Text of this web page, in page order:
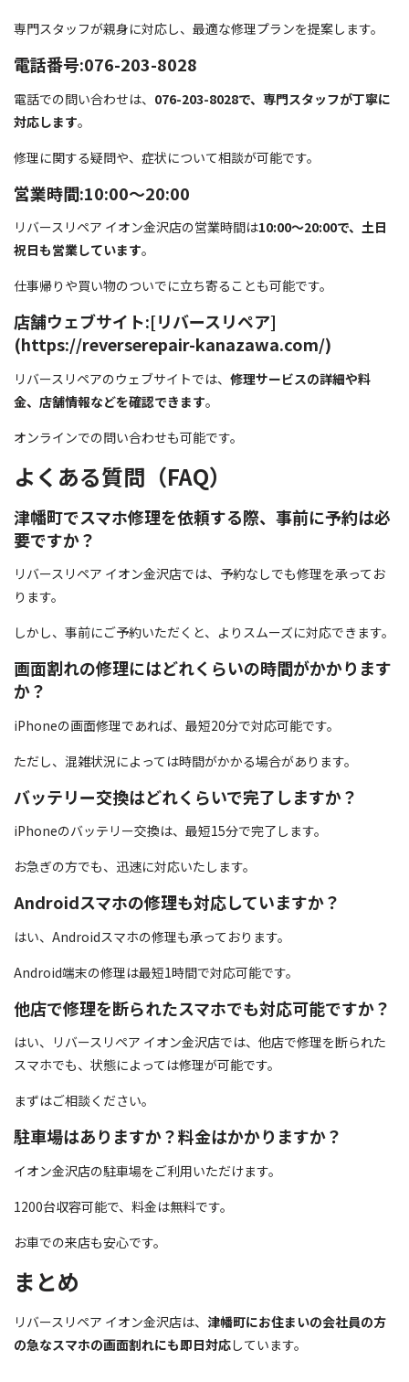
専門スタッフが親身に対応し、最適な修理プランを提案します。
電話番号:076-203-8028
電話での問い合わせは、 076-203-8028で、専門スタッフが丁寧に
対応します。
修理に関する疑問や、症状について相談が可能です。
営業時間:10:00～20:00
リバースリペア イオン金沢店の営業時間は10:00～20:00で、土日
祝日も営業しています。
仕事帰りや買い物のついでに立ち寄ることも可能です。
店舗ウェブサイト:[リバースリペア]
(https://reverserepair-kanazawa.com/)
リバースリペアのウェブサイトでは、 修理サービスの詳細や料
金、店舗情報などを確認できます。
オンラインでの問い合わせも可能です。
よくある質問（FAQ）
津幡町でスマホ修理を依頼する際、事前に予約は必
要ですか？
リバースリペア イオン金沢店では、予約なしでも修理を承ってお
ります。
しかし、事前にご予約いただくと、よりスムーズに対応できます。
画面割れの修理にはどれくらいの時間がかかります
か？
iPhoneの画面修理であれば、最短20分で対応可能です。
ただし、混雑状況によっては時間がかかる場合があります。
バッテリー交換はどれくらいで完了しますか？
iPhoneのバッテリー交換は、最短15分で完了します。
お急ぎの方でも、迅速に対応いたします。
Androidスマホの修理も対応していますか？
はい、Androidスマホの修理も承っております。
Android端末の修理は最短1時間で対応可能です。
他店で修理を断られたスマホでも対応可能ですか？
はい、リバースリペア イオン金沢店では、他店で修理を断られた
スマホでも、状態によっては修理が可能です。
まずはご相談ください。
駐車場はありますか？料金はかかりますか？
イオン金沢店の駐車場をご利用いただけます。
1200台収容可能で、料金は無料です。
お車での来店も安心です。
まとめ
リバースリペア イオン金沢店は、 津幡町にお住まいの会社員の方
の急なスマホの画面割れにも即日対応しています。